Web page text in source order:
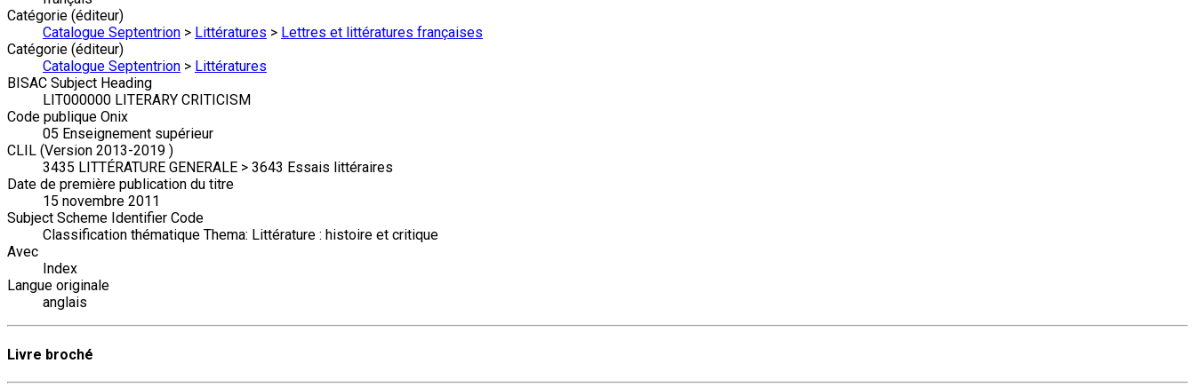
Catégorie (éditeur)
Catalogue Septentrion > Littératures > Lettres et littératures françaises
Catégorie (éditeur)
Catalogue Septentrion > Littératures
BISAC Subject Heading
LIT000000 LITERARY CRITICISM
Code publique Onix
05 Enseignement supérieur
CLIL (Version 2013-2019 )
3435 LITTÉRATURE GENERALE > 3643 Essais littéraires
Date de première publication du titre
15 novembre 2011
Subject Scheme Identifier Code
Classification thématique Thema: Littérature : histoire et critique
Avec
Index
Langue originale
anglais
Livre broché